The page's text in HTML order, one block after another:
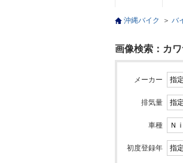
沖縄バイク ＞ バ
画像検索：カ
メーカー
排気量
車種
初度登録年